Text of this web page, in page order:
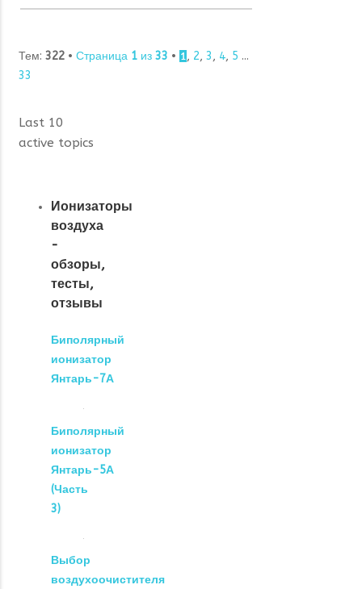
Тем: 322 • Страница 1 из 33 • 1 , 2, 3, 4, 5 ...
33
Last 10
active topics
Ионизаторы
воздуха
-
обзоры,
тесты,
отзывы
Биполярный
ионизатор
Янтарь-7А
Биполярный
ионизатор
Янтарь-5А
(Часть
3)
Выбор
воздухоочистителя